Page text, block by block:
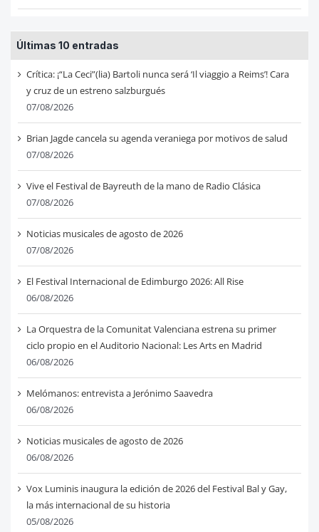
Últimas 10 entradas
Crítica: ¡“La Ceci”(lia) Bartoli nunca será ‘Il viaggio a Reims’! Cara
y cruz de un estreno salzburgués
07/08/2026
Brian Jagde cancela su agenda veraniega por motivos de salud
07/08/2026
Vive el Festival de Bayreuth de la mano de Radio Clásica
07/08/2026
Noticias musicales de agosto de 2026
07/08/2026
El Festival Internacional de Edimburgo 2026: All Rise
06/08/2026
La Orquestra de la Comunitat Valenciana estrena su primer
ciclo propio en el Auditorio Nacional: Les Arts en Madrid
06/08/2026
Melómanos: entrevista a Jerónimo Saavedra
06/08/2026
Noticias musicales de agosto de 2026
06/08/2026
Vox Luminis inaugura la edición de 2026 del Festival Bal y Gay,
la más internacional de su historia
05/08/2026